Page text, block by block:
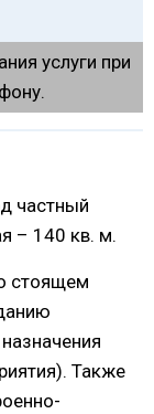
услуги при
частный
– 140 кв. м.
стоящем
Также